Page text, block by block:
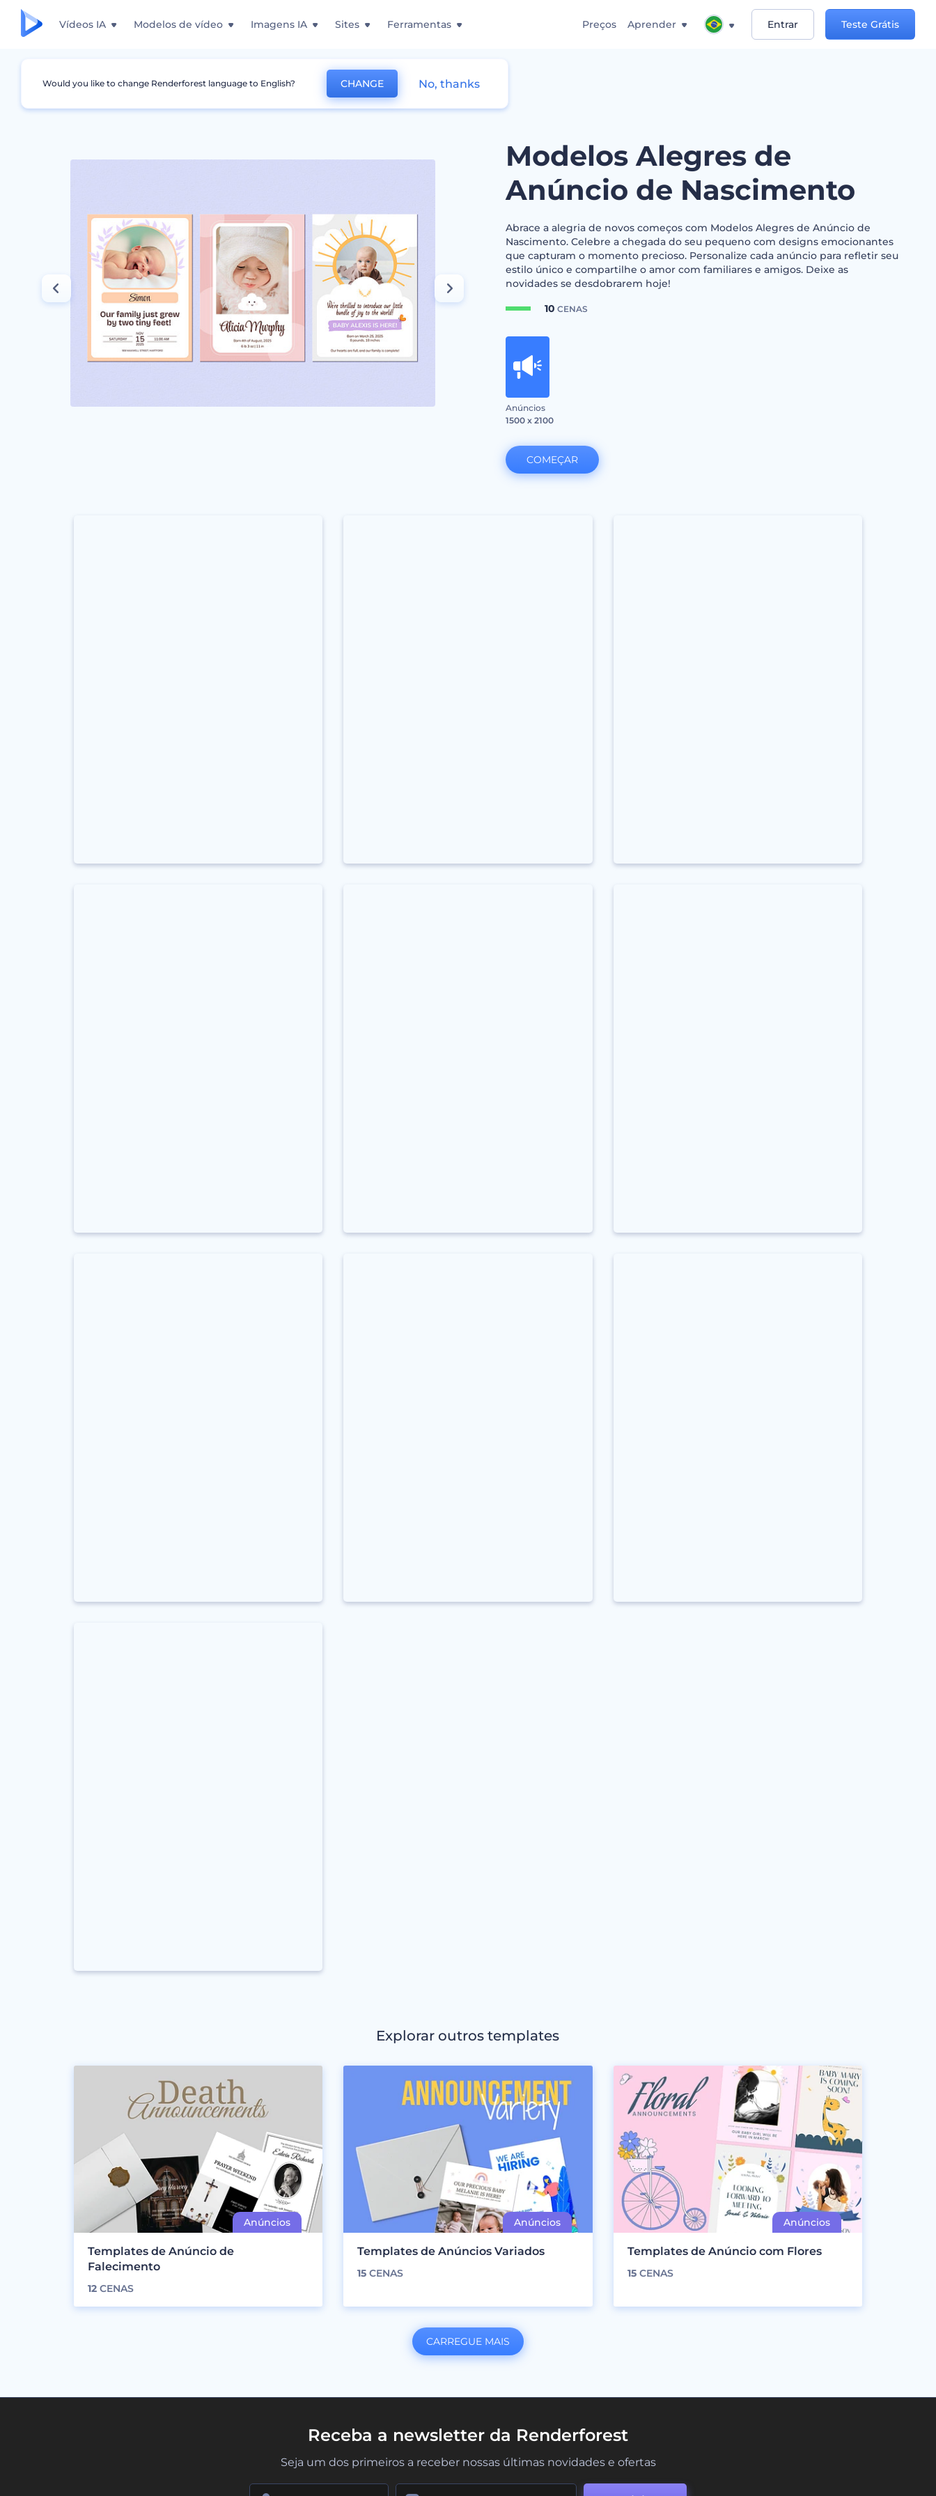
Vídeos IA Modelos de vídeo Imagens IA Sites Ferramentas Preços Aprender Entrar Teste Grátis
Design Gráfico Anúncios Modelos Alegres de Anúncio de Nascimento
Modelos Alegres de
Anúncio de Nascimento
Abrace a alegria de novos começos com Modelos Alegres de Anúncio de
Nascimento. Celebre a chegada do seu pequeno com designs emocionantes
que capturam o momento precioso. Personalize cada anúncio para refletir seu
estilo único e compartilhe o amor com familiares e amigos. Deixe as
novidades se desdobrarem hoje!
10 CENAS
Anúncios
1500 x 2100
COMEÇAR
Explorar outros templates
Templates de Anúncio de
Falecimento
12 CENAS
Templates de Anúncios Variados
15 CENAS
Templates de Anúncio com Flores
15CENAS
CARREGUE MAIS
Receba a newsletter da Renderforest
Seja um dos primeiros a receber nossas últimas novidades e ofertas
Would you like to change Renderforest language to English? CHANGE No, thanks